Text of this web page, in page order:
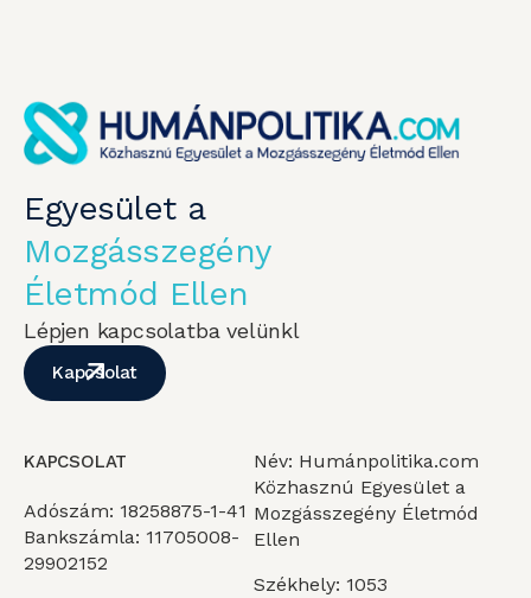
Egyesület a
Mozgásszegény
Életmód Ellen
Lépjen kapcsolatba velünkl
Kapcsolat
KAPCSOLAT
Adószám: 18258875-1-41
Bankszámla: 11705008-
29902152
Név: Humánpolitika.com
Közhasznú Egyesület a
Mozgásszegény Életmód
Ellen
Székhely: 1053